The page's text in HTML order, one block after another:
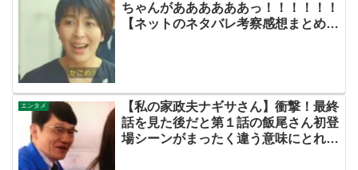
ちゃんがああああああっ！！！！！！
【ネットのネタバレ考察感想まとめ・
エンタメ
【私の家政夫ナギサさん】衝撃！最終
話を見た後だと第１話の飯尾さん初登
場シーンがまったく違う意味にとれ